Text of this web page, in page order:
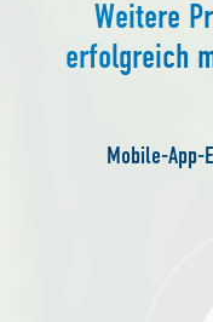
Weitere
erfolgreich
Mobile-App-